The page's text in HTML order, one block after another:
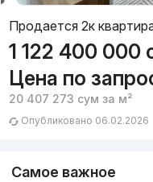
Продается 2к
1 122 400 000
Цена по
20 407 273 сум за м²
Опубликовано 06.02.2026
Самое важное